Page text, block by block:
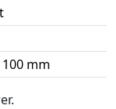
100 mm